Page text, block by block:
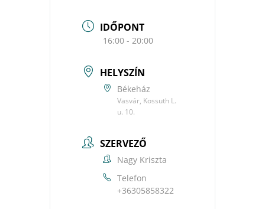
IDŐPONT
16:00 - 20:00
HELYSZÍN
Békeház
Vasvár, Kossuth L.
u. 10.
SZERVEZŐ
Nagy Kriszta
Telefon
+36305858322